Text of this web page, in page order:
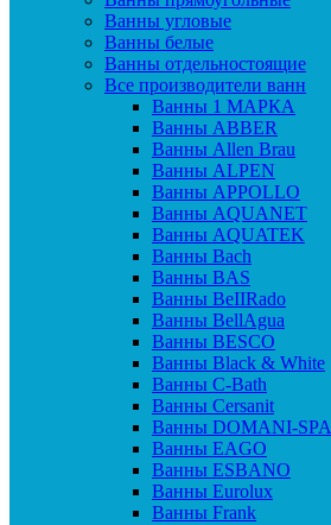
Ванны угловые
Ванны белые
Ванны отдельностоящие
Все производители ванн
Ванны 1 МАРКА
Ванны ABBER
Ванны Allen Brau
Ванны ALPEN
Ванны APPOLLO
Ванны AQUANET
Ванны AQUATEK
Ванны Bach
Ванны BAS
Ванны BeIIRado
Ванны BellAgua
Ванны BESCO
Ванны Black & White
Ванны C-Bath
Ванны Cersanit
Ванны DOMANI-SPA
Ванны EAGO
Ванны ESBANO
Ванны Eurolux
Ванны Frank